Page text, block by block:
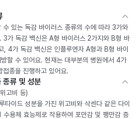
수 있는 독감 바이러스 종류의 수에 따라 3가와
3가 독감 백신은 A형 바이러스 2가지와 B형 바
, 4가 독감 백신은 인플루엔자 A형과 B형 바이
할 수 있어요. 현재는 대부분의 병원에서 4가
접종을 진행하고 있어요.
종류 및 성분
고비 등)
타이드 성분을 가진 위고비와 삭센다 같은 다이
수용체 효능제로 작용하여 포만감 및 팽만감 증